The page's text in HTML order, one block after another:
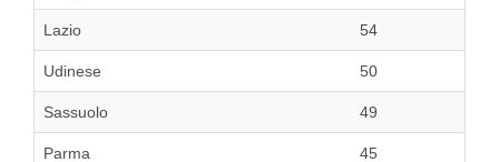
Lazio 54
Udinese 50
Sassuolo 49
Parma 45